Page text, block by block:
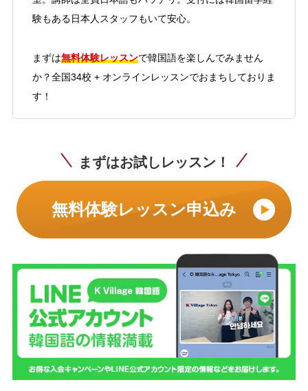
験もある日本人スタッフもいて安心。
まずは無料体験レッスンで韓国語を楽しんでみません
か？全国34校 + オンラインレッスンでおまちしておりま
す！
まずはお試しレッスン！
無料体験レッスン申込み